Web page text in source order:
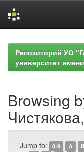
navigationРепозиторий УО
университет
Browsing
Jump to: 0-9 A B